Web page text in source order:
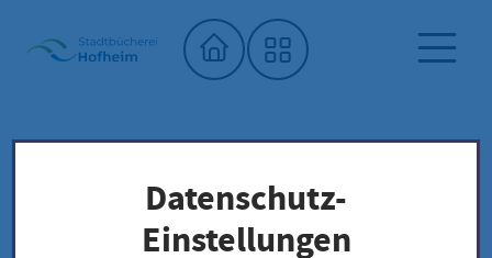
Startseite"
Stadtbücherei
Saatgutbibliothek
Unser Saatgut: Aussaat - Ernte -
Datenschutz-
Einstellungen